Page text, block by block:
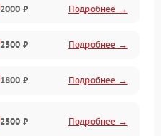
2000 ₽ Подробнее →
2500 ₽ Подробнее →
1800 ₽ Подробнее →
2500 ₽ Подробнее →